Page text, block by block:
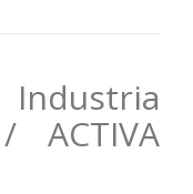
ACTIVA